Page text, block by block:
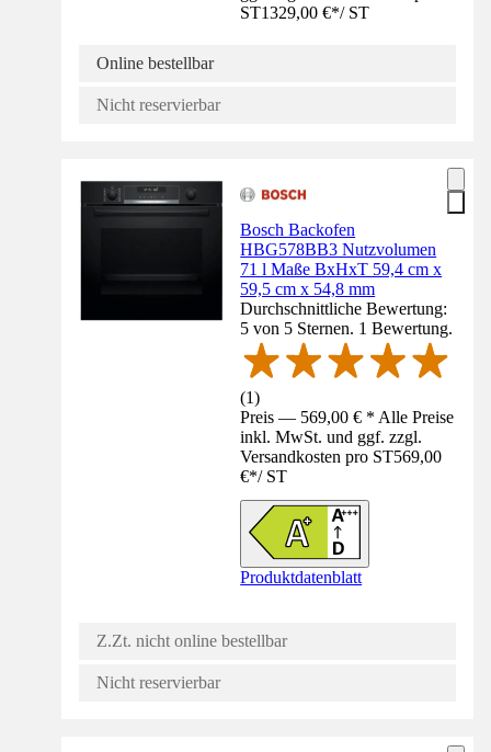
ST1329,00 €*/ ST
Online bestellbar
Nicht reservierbar
Bosch Backofen
HBG578BB3 Nutzvolumen
71 l Maße BxHxT 59,4 cm x
59,5 cm x 54,8 mm
Durchschnittliche Bewertung:
5 von 5 Sternen. 1 Bewertung.
(1)
Preis — 569,00 € * Alle Preise
inkl. MwSt. und ggf. zzgl.
Versandkosten pro ST569,00
€*/ ST
Produktdatenblatt
Z.Zt. nicht online bestellbar
Nicht reservierbar